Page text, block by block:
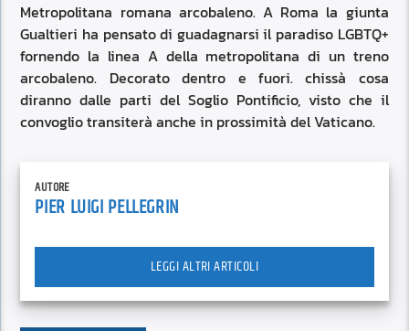
Metropolitana romana arcobaleno. A Roma la giunta
Gualtieri ha pensato di guadagnarsi il paradiso LGBTQ+
fornendo la linea A della metropolitana di un treno
arcobaleno. Decorato dentro e fuori. chissà cosa
diranno dalle parti del Soglio Pontificio, visto che il
convoglio transiterà anche in prossimità del Vaticano.
AUTORE
PIER LUIGI PELLEGRIN
LEGGI ALTRI ARTICOLI